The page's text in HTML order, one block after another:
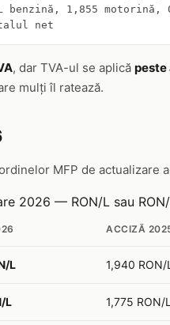
benzină, 1,855 motorină,
net
, dar TVA-ul se aplică peste
mulți îl ratează.
MFP de actualizare
2026 — RON/L sau
ACCIZĂ
L 1,940 RON/L
L 1,775 RON/L